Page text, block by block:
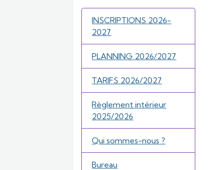
INSCRIPTIONS 2026-
2027
PLANNING 2026/2027
TARIFS 2026/2027
Règlement intérieur
2025/2026
Qui sommes-nous ?
Bureau